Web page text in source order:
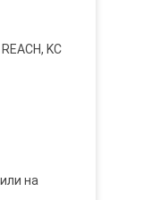
KC
на